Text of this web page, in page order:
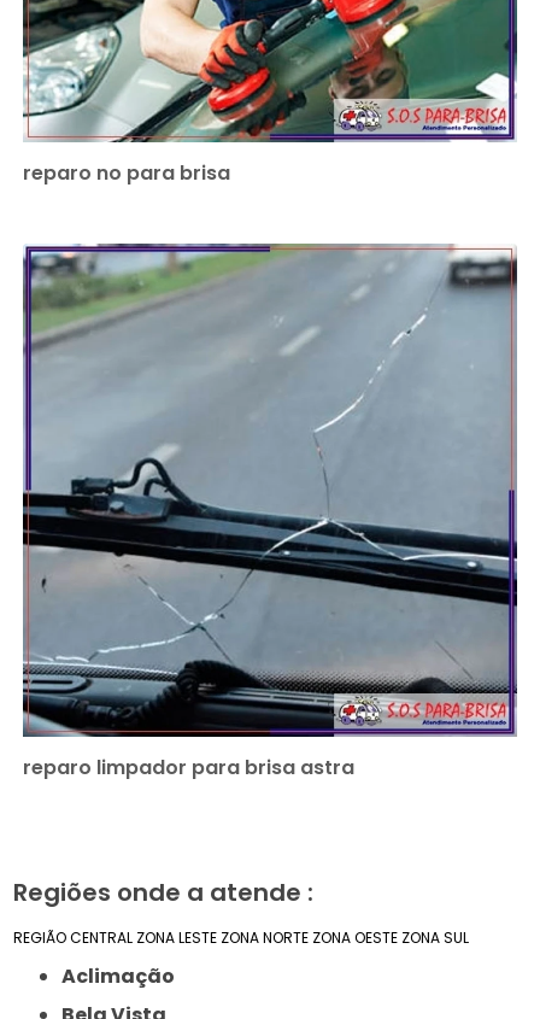
reparo no para brisa
reparo limpador para brisa astra
Regiões onde a atende :
REGIÃO CENTRAL ZONA LESTE ZONA NORTE ZONA OESTE ZONA SUL
Aclimação